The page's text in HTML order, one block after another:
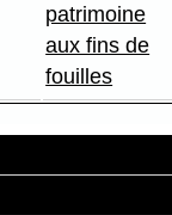
patrimoine
aux fins de
fouilles